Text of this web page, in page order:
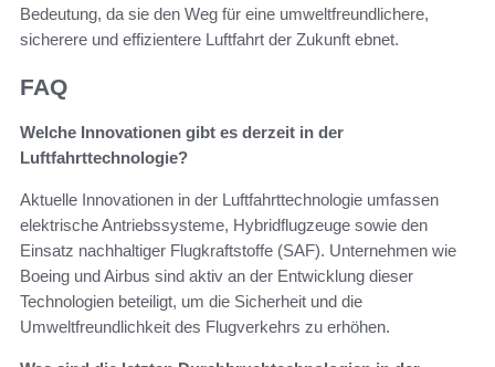
Bedeutung, da sie den Weg für eine umweltfreundlichere,
sicherere und effizientere Luftfahrt der Zukunft ebnet.
FAQ
Welche Innovationen gibt es derzeit in der
Luftfahrttechnologie?
Aktuelle Innovationen in der Luftfahrttechnologie umfassen
elektrische Antriebssysteme, Hybridflugzeuge sowie den
Einsatz nachhaltiger Flugkraftstoffe (SAF). Unternehmen wie
Boeing und Airbus sind aktiv an der Entwicklung dieser
Technologien beteiligt, um die Sicherheit und die
Umweltfreundlichkeit des Flugverkehrs zu erhöhen.